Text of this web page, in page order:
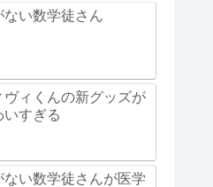
ない数学徒さん
ヴィくんの新グッズが
いすぎる
ない数学徒さんが医学